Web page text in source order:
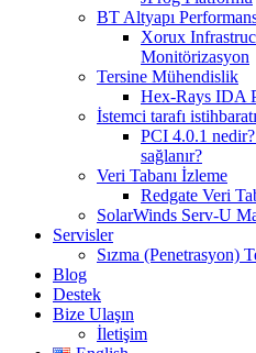
BT Altyapı
Xorux
Monitörizasyon
Tersine Mühendislik
Hex-Rays IDA
İstemci tarafı istihbaratı
PCI 4.0.1
sağlanır?
Veri Tabanı İzleme
Redgate Veri
SolarWinds Serv-U
Servisler
Sızma (Penetrasyon)
Blog
Destek
Bize Ulaşın
İletişim